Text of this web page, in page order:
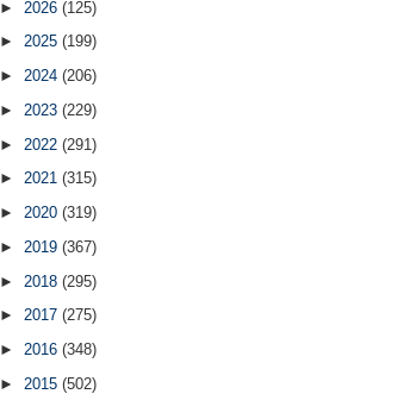
► 2026(125)
►2025(199)
►2024(206)
► 2023(229)
► 2022(291)
►2021(315)
►2020(319)
► 2019(367)
► 2018(295)
►2017(275)
►2016(348)
► 2015(502)